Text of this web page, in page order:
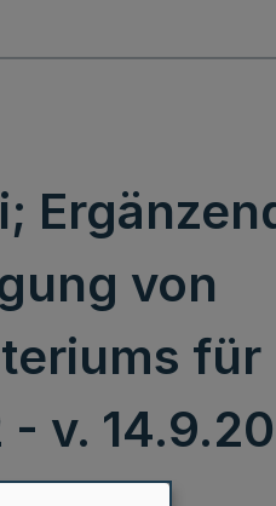
von
für
v.